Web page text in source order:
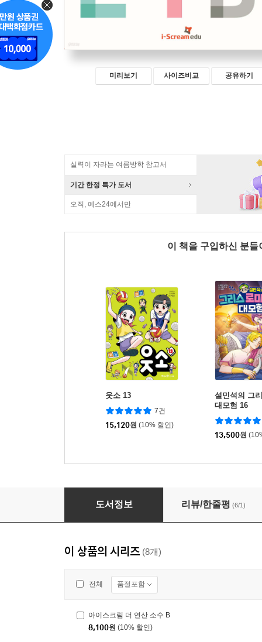
미리보기 사이즈비교 공유하기
실력이 자라는 여름방학 참고서
기간 한정 특가 도서
오직, 예스24에서만
이 책을 구입하신 분
웃소 13
7건
15,120원 (10% 할인)
설민석의 그
대모험 16
13,500원
아이스크림 더 연산 분수 B
도서정보 리뷰/한줄평 (6/1)
이 상품의 시리즈 (8개)
전체 품절포함
아이스크림 더 연산 소수 B
8,100원 (10% 할인)